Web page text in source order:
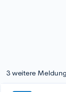
3 weitere